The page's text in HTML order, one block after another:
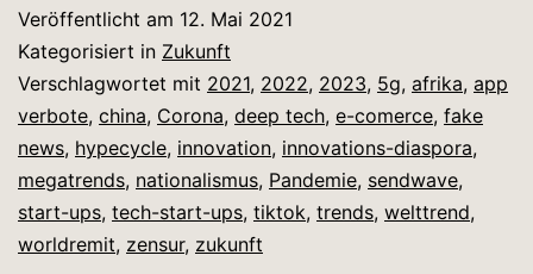
Veröffentlicht am 12. Mai 2021
Kategorisiert in Zukunft
Verschlagwortet mit 2021, 2022, 2023, 5g, afrika, app
verbote, china, Corona, deep tech, e-comerce, fake
news, hypecycle, innovation, innovations-diaspora,
megatrends, nationalismus, Pandemie, sendwave,
start-ups, tech-start-ups, tiktok, trends, welttrend,
worldremit, zensur, zukunft